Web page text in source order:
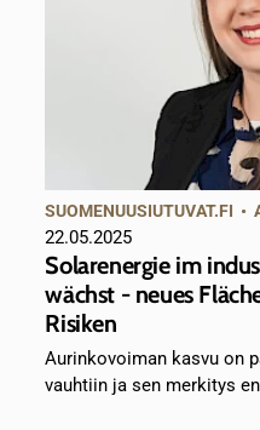
SUOMENUUSIUTUVAT.FI •
22.05.2025
Solarenergie im
wächst - neues
Risiken
Aurinkovoiman kasvu on
vauhtiin ja sen merkitys